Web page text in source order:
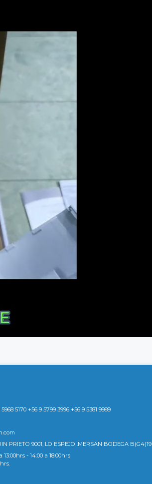
5170 +56 9 5799 3996 +56 9 5381 9989
PRIETO 9001, LO ESPEJO .MERSAN BODEGA B(G4)19
13:00hrs - 14:00 a 18:00hrs